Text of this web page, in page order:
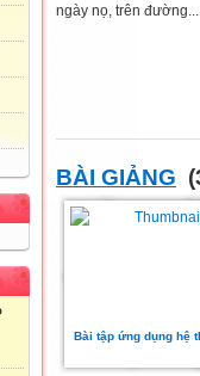
ngày nọ, trên đường...
BÀI GIẢNG
Bài tập ứng dụng hệ